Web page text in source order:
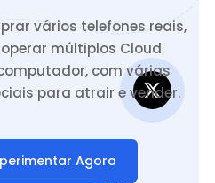
vários telefones reais,
múltiplos Cloud
com várias
para atrair e vender.
Agora